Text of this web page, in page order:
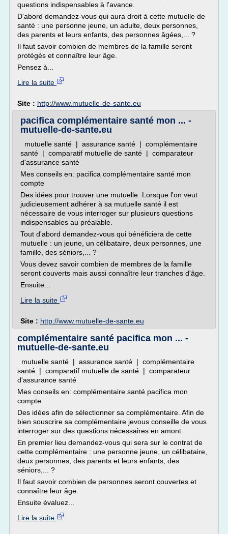
questions indispensables à l'avance.
D'abord demandez-vous qui aura droit à cette mutuelle de
santé : une personne jeune, un adulte, deux personnes,
des parents et leurs enfants, des personnes âgées,... ?
Il faut savoir combien de membres de la famille seront
protégés et connaître leur âge.
Pensez à...
Lire la suite
Site : http://www.mutuelle-de-sante.eu
pacifica complémentaire santé mon ... -
mutuelle-de-sante.eu
mutuelle santé | assurance santé | complémentaire
santé | comparatif mutuelle de santé | comparateur
d'assurance santé
Mes conseils en: pacifica complémentaire santé mon
compte
Des idées pour trouver une mutuelle. Lorsque l'on veut
judicieusement adhérer à sa mutuelle santé il est
nécessaire de vous interroger sur plusieurs questions
indispensables au préalable.
Tout d'abord demandez-vous qui bénéficiera de cette
mutuelle : un jeune, un célibataire, deux personnes, une
famille, des séniors,... ?
Vous devez savoir combien de membres de la famille
seront couverts mais aussi connaître leur tranches d'âge.
Ensuite...
Lire la suite
Site : http://www.mutuelle-de-sante.eu
complémentaire santé pacifica mon ... -
mutuelle-de-sante.eu
mutuelle santé | assurance santé | complémentaire
santé | comparatif mutuelle de santé | comparateur
d'assurance santé
Mes conseils en: complémentaire santé pacifica mon
compte
Des idées afin de sélectionner sa complémentaire. Afin de
bien souscrire sa complémentaire jevous conseille de vous
interroger sur des questions nécessaires en amont.
En premier lieu demandez-vous qui sera sur le contrat de
cette complémentaire : une personne jeune, un célibataire,
deux personnes, des parents et leurs enfants, des
séniors,... ?
Il faut savoir combien de personnes seront couvertes et
connaître leur âge.
Ensuite évaluez...
Lire la suite